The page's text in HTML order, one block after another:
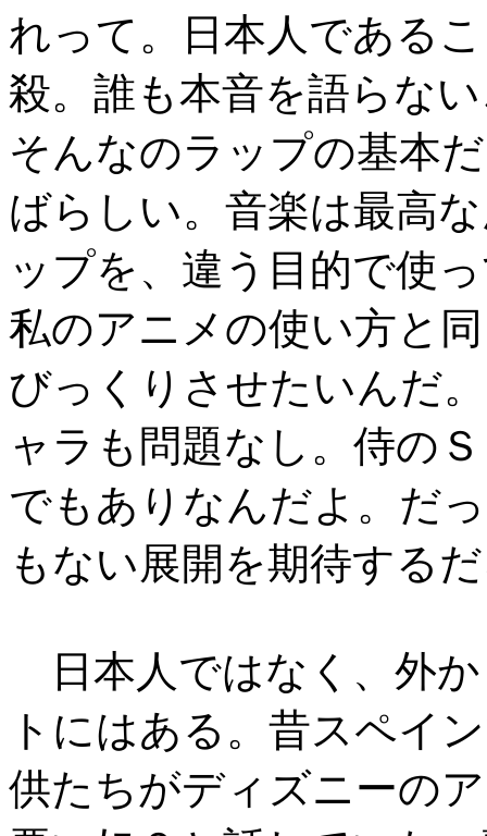
れって。日本人である
殺。誰も本音を語らな
そんなのラップの基本
ばらしい。音楽は最高
ップを、違う目的で使
私のアニメの使い方と
びっくりさせたいんだ
ャラも問題なし。侍の
でもありなんだよ。だ
もない展開を期待する
日本人ではなく、外
トにはある。昔スペイ
供たちがディズニーの